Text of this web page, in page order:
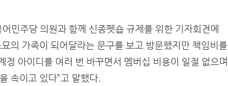
민주당 의원과 함께 신종펫숍 규제를 위한 기자회견에
의 가족이 되어달라는 문구를 보고 방문했지만 책임비를
정 아이디를 여러 번 바꾸면서 멤버십 비용이 일절 없으며
속이고 있다”고 말했다.